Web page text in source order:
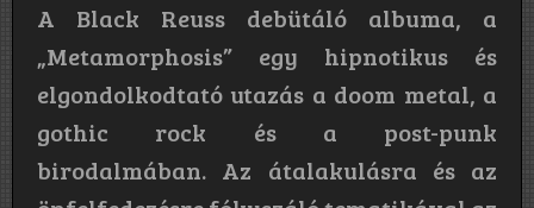
A Black Reuss debütáló albuma, a
„Metamorphosis” egy hipnotikus és
elgondolkodtató utazás a doom metal, a
gothic rock és a post-punk
birodalmában. Az átalakulásra és az